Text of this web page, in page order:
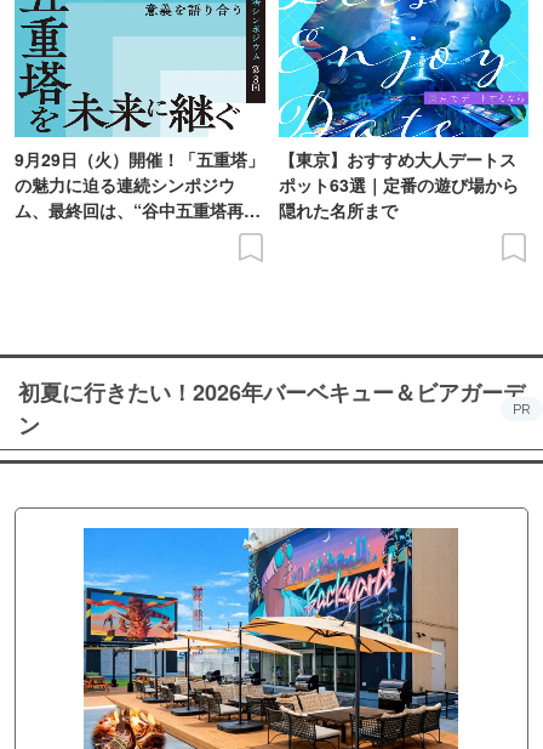
9月29日（火）開催！「五重塔」
の魅力に迫る連続シンポジウ
ム、最終回は、“谷中五重塔再建
【東京】おすすめ大人デートス
ポット63選｜定番の遊び場から
隠れた名所まで
初夏に行きたい！2026年バーベキュー＆ビアガーデ
ン
PR